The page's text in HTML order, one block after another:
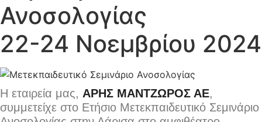
Ανοσολογίας
22-24 Νοεμβρίου 2024
Η εταιρεία μας, ΑΡΗΣ ΜΑΝΤΖΩΡΟΣ ΑΕ,
συμμετείχε στο Ετήσιο Μετεκπαιδευτικό Σεμινάριο